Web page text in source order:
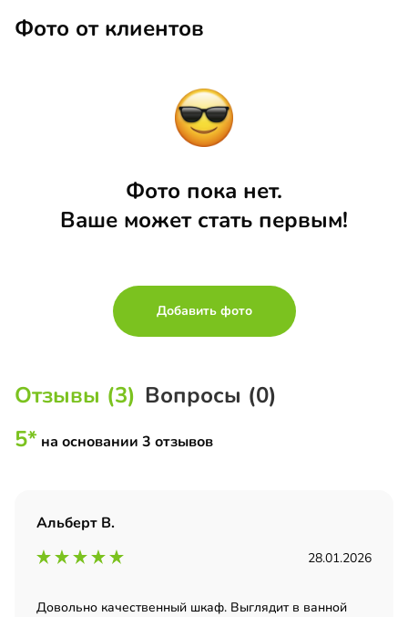
Фото от клиентов
Фото пока нет.
Ваше может стать первым!
Добавить фото
Отзывы (3) Вопросы (0)
5* на основании 3 отзывов
Альберт В.
28.01.2026
Довольно качественный шкаф. Выглядит в ванной